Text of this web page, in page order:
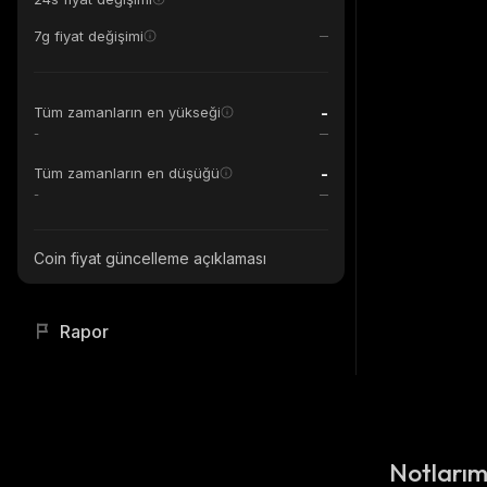
7g fiyat değişimi
Tüm zamanların en yükseği -
-
Tüm zamanların en düşüğü -
-
Coin fiyat güncelleme açıklaması
Rapor
Notlarım